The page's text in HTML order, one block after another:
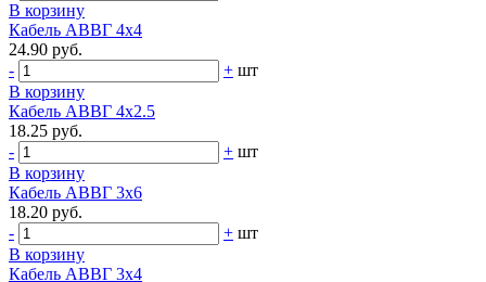
В корзину
Кабель АВВГ 4х4
24.90 руб.
-
+ шт
В корзину
Кабель АВВГ 4х2.5
18.25 руб.
-
+ шт
В корзину
Кабель АВВГ 3х6
18.20 руб.
-
+ шт
В корзину
Кабель АВВГ 3х4